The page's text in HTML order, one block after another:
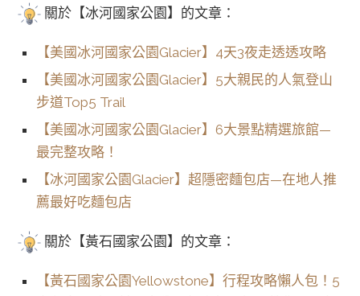
關於【冰河國家公園】的文章：
【美國冰河國家公園Glacier】4天3夜走透透攻略
【美國冰河國家公園Glacier】5大親民的人氣登山
步道Top5 Trail
【美國冰河國家公園Glacier】6大景點精選旅館—
最完整攻略！
【冰河國家公園Glacier】超隱密麵包店—在地人推
薦最好吃麵包店
關於【黃石國家公園】的文章：
【黃石國家公園Yellowstone】行程攻略懶人包！5